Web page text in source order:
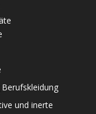
und inerte